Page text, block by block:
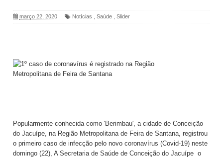
março 22, 2020 Notícias Saúde Slider
Popularmente conhecida como 'Berimbau', a cidade de Conceição
do Jacuípe, na Região Metropolitana de Feira de Santana, registrou
o primeiro caso de infecção pelo novo coronavírus (Covid-19) neste
domingo (22), A Secretaria de Saúde de Conceição do Jacuípe o